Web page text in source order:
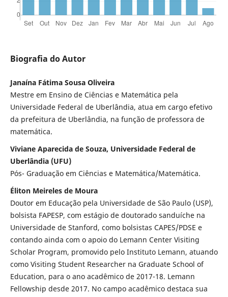
Biografia do Autor
Janaína Fátima Sousa Oliveira
Mestre em Ensino de Ciências e Matemática pela
Universidade Federal de Uberlândia, atua em cargo efetivo
da prefeitura de Uberlândia, na função de professora de
matemática.
Viviane Aparecida de Souza, Universidade Federal de
Uberlândia (UFU)
Pós- Graduação em Ciências e Matemática/Matemática.
Éliton Meireles de Moura
Doutor em Educação pela Universidade de São Paulo (USP),
bolsista FAPESP, com estágio de doutorado sanduíche na
Universidade de Stanford, como bolsistas CAPES/PDSE e
contando ainda com o apoio do Lemann Center Visiting
Scholar Program, promovido pelo Instituto Lemann, atuando
como Visiting Student Researcher na Graduate School of
Education, para o ano acadêmico de 2017-18. Lemann
Fellowship desde 2017. No campo acadêmico destaca sua